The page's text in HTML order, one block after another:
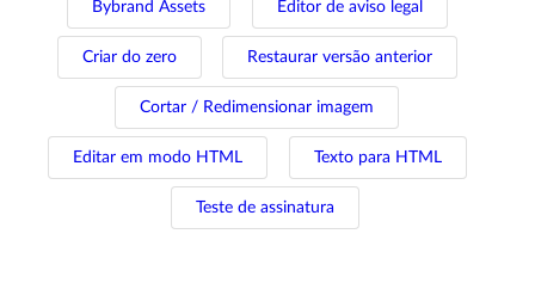
Bybrand Assets Editor de aviso legal
Criar do zero Restaurar versão anterior
Cortar / Redimensionar imagem
Editar em modo HTML Texto para HTML
Teste de assinatura